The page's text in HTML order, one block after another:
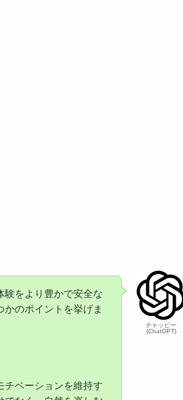
チャッピー
(ChatGPT)
験をより豊かで安全な
のポイントを挙げま
チベーションを維持す